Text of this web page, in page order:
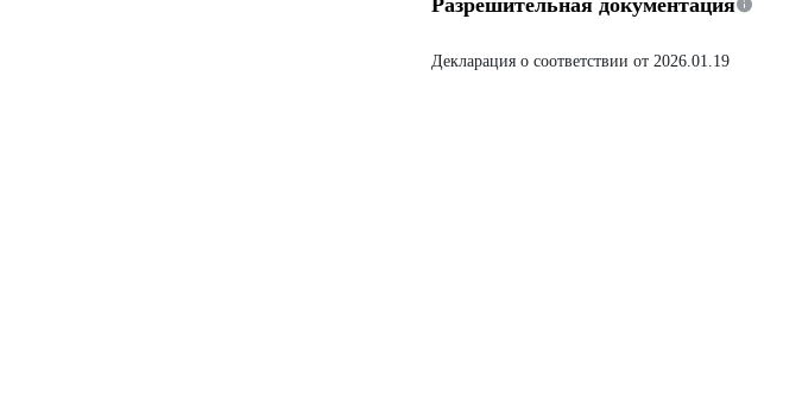
Разрешительная документация
Декларация о соответствии от 2026.01.19